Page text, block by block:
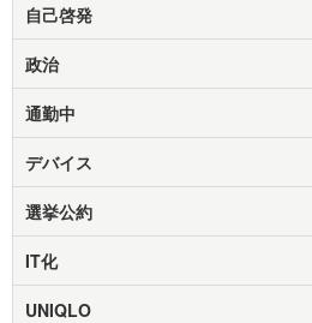
自己啓発
政治
通勤中
デバイス
選挙公約
IT化
UNIQLO